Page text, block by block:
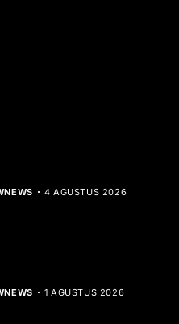
4 AGUSTUS 2026
1 AGUSTUS 2026